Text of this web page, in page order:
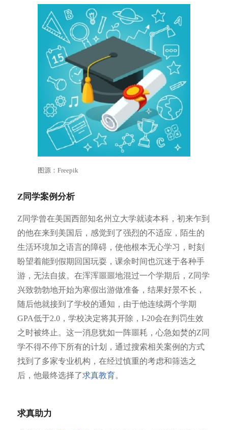
图源：Freepik
Z同学案例分析
Z同学曾在美国西部知名州立大学就读本科，初来乍到
的他在来到美国后，感觉到了强烈的不适应，陌生的
生活环境加之语言的障碍，使他根本无心学习，时刻
盼望着能到假期回国玩耍，课余时间也沉迷于各种手
游，无法自拔。在浑浑噩噩地混过一个学期后，Z同学
兴致勃勃地开始为寒假出游做准备，结果好景不长，
随后他就接到了学校的通知，由于他连续两个学期
GPA低于2.0，学校决定将其开除，I-20会在判罚生效
之时被终止。这一消息犹如一阵噩耗，心急如焚的Z同
学不得不停下所有的计划，通过搜索相关案例的方式
找到了多家专业机构，在经过慎重的考虑和筛选之
后，他最终选择了求真教育。
求真助力